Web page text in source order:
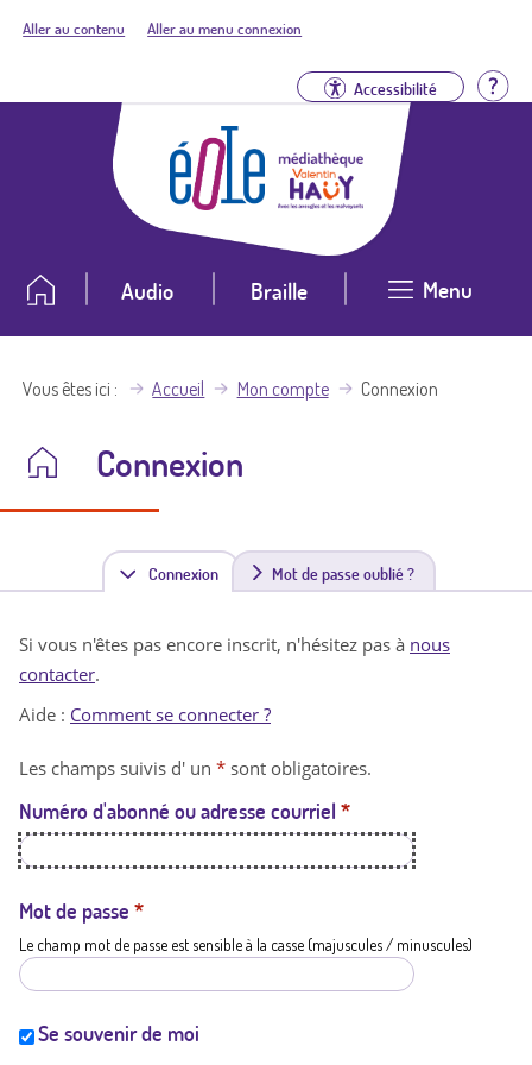
Aller au contenu Aller au menu connexion
Accessibilité
Audio Braille Menu
Vous êtes ici Accueil Mon compte Connexion
Connexion
Connexion(
n
t
a
t
i
Mot de passe oublié ?
Si vous n'êtes pas encore inscrit, n'hésitez pas à nous
contacter.
Aide : Comment se connecter ?
Les champs suivis d' un * sont obligatoires.
Numéro d'abonné ou adresse courriel *
Mot de passe *
Le champ mot de passe est sensible à la casse (majuscules / minuscules)
Se souvenir de moi